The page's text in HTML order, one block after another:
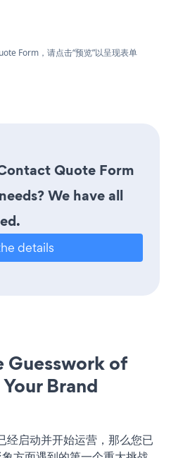
Form，请点击“预览”以呈现表单
Quote Form
We have all
details
Guesswork of
Brand
启动并开始运营，那么您已